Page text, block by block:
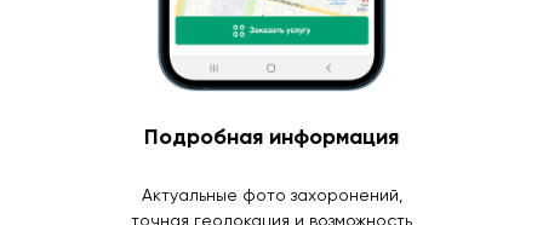
Подробная информация
Актуальные фото захоронений,
точная геолокация и возможность